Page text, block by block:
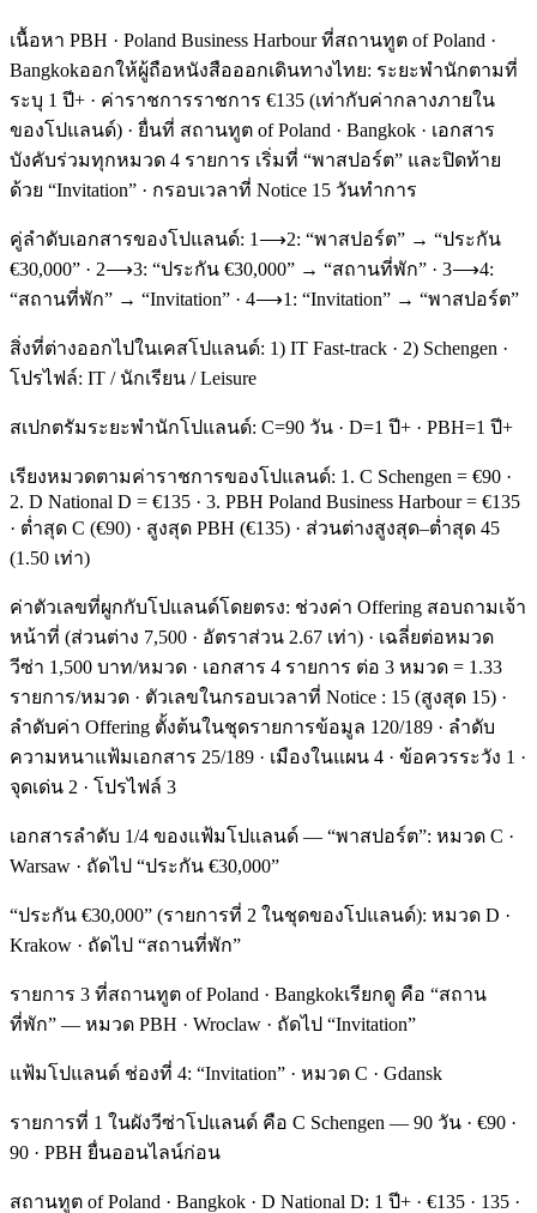
เนื้อหา PBH · Poland Business Harbour ที่สถานทูต of Poland ·
Bangkokออกให้ผู้ถือหนังสือออกเดินทางไทย: ระยะพำนักตามที่
ระบุ 1 ปี+ · ค่าราชการราชการ €135 (เท่ากับค่ากลางภายใน
ของโปแลนด์) · ยื่นที่ สถานทูต of Poland · Bangkok · เอกสาร
บังคับร่วมทุกหมวด 4 รายการ เริ่มที่ “พาสปอร์ต” และปิดท้าย
ด้วย “Invitation” · กรอบเวลาที่ Notice 15 วันทำการ
คู่ลำดับเอกสารของโปแลนด์: 1⟶2: “พาสปอร์ต” → “ประกัน
€30,000” · 2⟶3: “ประกัน €30,000” → “สถานที่พัก” · 3⟶4:
“สถานที่พัก” → “Invitation” · 4⟶1: “Invitation” → “พาสปอร์ต”
สิ่งที่ต่างออกไปในเคสโปแลนด์: 1) IT Fast-track · 2) Schengen ·
โปรไฟล์: IT / นักเรียน / Leisure
สเปกตรัมระยะพำนักโปแลนด์: C=90 วัน · D=1 ปี+ · PBH=1 ปี+
เรียงหมวดตามค่าราชการของโปแลนด์: 1. C Schengen = €90 ·
2. D National D = €135 · 3. PBH Poland Business Harbour = €135
· ต่ำสุด C (€90) · สูงสุด PBH (€135) · ส่วนต่างสูงสุด–ต่ำสุด 45
(1.50 เท่า)
ค่าตัวเลขที่ผูกกับโปแลนด์โดยตรง: ช่วงค่า Offering สอบถามเจ้า
หน้าที่ (ส่วนต่าง 7,500 · อัตราส่วน 2.67 เท่า) · เฉลี่ยต่อหมวด
วีซ่า 1,500 บาท/หมวด · เอกสาร 4 รายการ ต่อ 3 หมวด = 1.33
รายการ/หมวด · ตัวเลขในกรอบเวลาที่ Notice : 15 (สูงสุด 15) ·
ลำดับค่า Offering ตั้งต้นในชุดรายการข้อมูล 120/189 · ลำดับ
ความหนาแฟ้มเอกสาร 25/189 · เมืองในแผน 4 · ข้อควรระวัง 1 ·
จุดเด่น 2 · โปรไฟล์ 3
เอกสารลำดับ 1/4 ของแฟ้มโปแลนด์ — “พาสปอร์ต”: หมวด C ·
Warsaw · ถัดไป “ประกัน €30,000”
“ประกัน €30,000” (รายการที่ 2 ในชุดของโปแลนด์): หมวด D ·
Krakow · ถัดไป “สถานที่พัก”
รายการ 3 ที่สถานทูต of Poland · Bangkokเรียกดู คือ “สถาน
ที่พัก” — หมวด PBH · Wroclaw · ถัดไป “Invitation”
แฟ้มโปแลนด์ ช่องที่ 4: “Invitation” · หมวด C · Gdansk
รายการที่ 1 ในผังวีซ่าโปแลนด์ คือ C Schengen — 90 วัน · €90 ·
90 · PBH ยื่นออนไลน์ก่อน
สถานทูต of Poland · Bangkok · D National D: 1 ปี+ · €135 · 135 ·